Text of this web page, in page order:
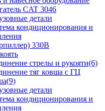
CAT 3046
детали
кондиционирования и
330B
стрелы и рукояти(6)
тяг ковша с ГЦ
детали
кондиционирования и